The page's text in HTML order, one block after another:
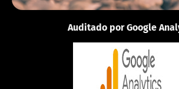
Auditado por Google